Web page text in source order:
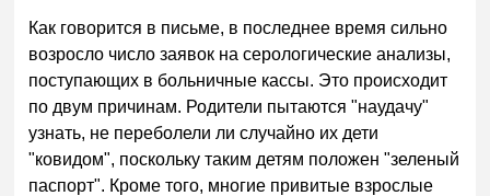
Как говорится в письме, в последнее время сильно
возросло число заявок на серологические анализы,
поступающих в больничные кассы. Это происходит
по двум причинам. Родители пытаются "наудачу"
узнать, не переболели ли случайно их дети
"ковидом", поскольку таким детям положен "зеленый
паспорт". Кроме того, многие привитые взрослые